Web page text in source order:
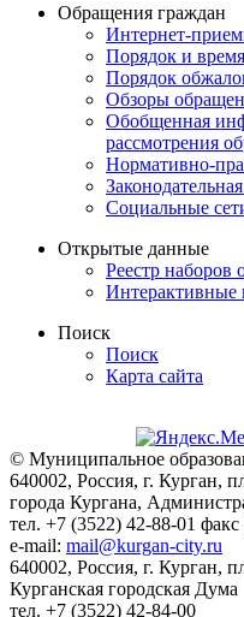
Обращения граждан
Интернет-
Порядок и
Порядок
Обзоры
Обобщенная
рассмотрения
Нормативно-
Социальные
Открытые данные
Реестр
Интерактивные
Поиск
Поиск
Карта сайта
© Муниципальное
640002, Россия, г. Курган,
города Кургана,
тел. +7 (3522) 42-88-01
e-mail: mail@kurgan-city.ru
640002, Россия, г.
Курганская городская Дума
тел. +7 (3522) 42-84-00